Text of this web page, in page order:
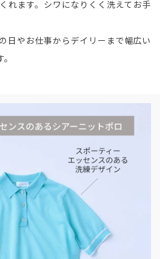
れます。シワになりくく洗えてお手
日やお仕事からデイリーまで幅広い